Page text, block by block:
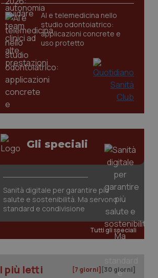
AI e telemedicina nello
studio odontoiatrico:
applicazioni concrete e
uso protetto
Gli speciali
Sanità digitale per garantire più
salute e sostenibilità. Ma servono
standard e condivisione
Tutti gli speciali
I più letti [7 giorni] [30 giorni]